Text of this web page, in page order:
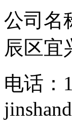
公司名
辰区宜
电话：